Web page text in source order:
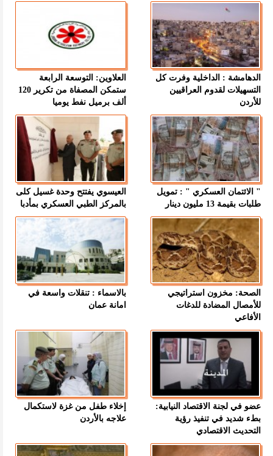
الدهامشة : الداخلية وفرت كل
التسهيلات لقدوم العراقيين
للأردن
العلاوين: التوسعة الرابعة
ستمكن المصفاة من تكرير 120
ألف برميل نفط يوميا
" الائتمان العسكري " : تمويل
طلبات بقيمة 13 مليون دينار
العيسوي يفتتح وحدة غسيل كلى
بالمركز الطبي العسكري بمأدبا
الصحة: مخزون استراتيجي
للأمصال المضادة للدغات
الأفاعي
بالاسماء : تنقلات واسعة في
امانة عمان
عضو في لجنة الاقتصاد النيابية:
بطء شديد في تنفيذ رؤية
التحديث الاقتصادي
إخلاء طفل من غزة لاستكمال
علاجه بالأردن